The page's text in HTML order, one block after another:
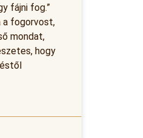
fájni fog.”
a fogorvost,
mondat,
hogy